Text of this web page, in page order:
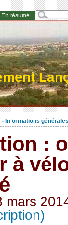
- Informations générales
:
à
mars
En résumé